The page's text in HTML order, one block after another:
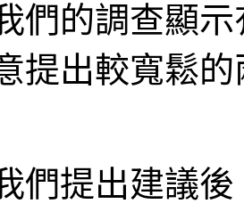
們的調查顯
提出較寬鬆
們提出建議